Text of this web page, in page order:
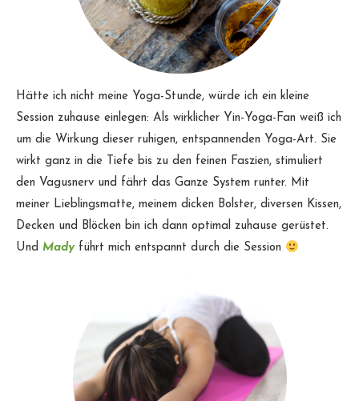
Hätte ich nicht meine Yoga-Stunde, würde ich ein kleine
Session zuhause einlegen: Als wirklicher Yin-Yoga-Fan weiß ich
um die Wirkung dieser ruhigen, entspannenden Yoga-Art. Sie
wirkt ganz in die Tiefe bis zu den feinen Faszien, stimuliert
den Vagusnerv und fährt das Ganze System runter. Mit
meiner Lieblingsmatte, meinem dicken Bolster, diversen Kissen,
Decken und Blöcken bin ich dann optimal zuhause gerüstet.
Und Madyführt mich entspannt durch die Session